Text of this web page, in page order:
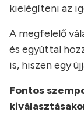
kielégíteni az
A megfelelő
és egyúttal
is, hiszen egy
Fontos